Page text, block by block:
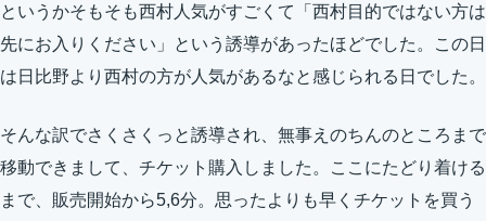
というかそもそも西村人気がすごくて「西村目的ではない方は
先にお入りください」という誘導があったほどでした。この日
は日比野より西村の方が人気があるなと感じられる日でした。
そんな訳でさくさくっと誘導され、無事えのちんのところまで
移動できまして、チケット購入しました。ここにたどり着ける
まで、販売開始から5,6分。思ったよりも早くチケットを買う